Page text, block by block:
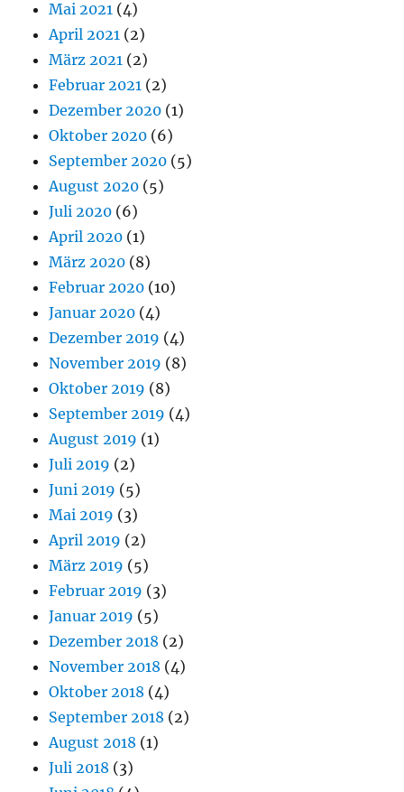
Mai 2021 (4)
April 2021 (2)
März 2021 (2)
Februar 2021 (2)
Dezember 2020 (1)
Oktober 2020 (6)
September 2020 (5)
August 2020 (5)
Juli 2020 (6)
April 2020 (1)
März 2020 (8)
Februar 2020 (10)
Januar 2020 (4)
Dezember 2019 (4)
November 2019 (8)
Oktober 2019 (8)
September 2019 (4)
August 2019 (1)
Juli 2019 (2)
Juni 2019 (5)
Mai 2019 (3)
April 2019 (2)
März 2019 (5)
Februar 2019 (3)
Januar 2019 (5)
Dezember 2018 (2)
November 2018 (4)
Oktober 2018 (4)
September 2018 (2)
August 2018 (1)
Juli 2018 (3)